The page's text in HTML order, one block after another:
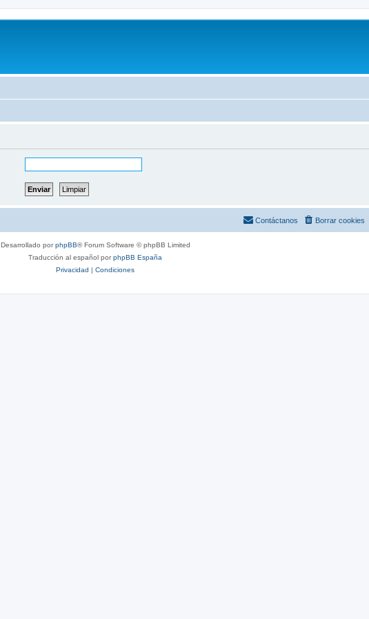
Borrar cookies
Contáctanos
Desarrollado porphpBB® Forum Software © phpBB Limited
Traducción al español porphpBB España
Privacidad | Condiciones